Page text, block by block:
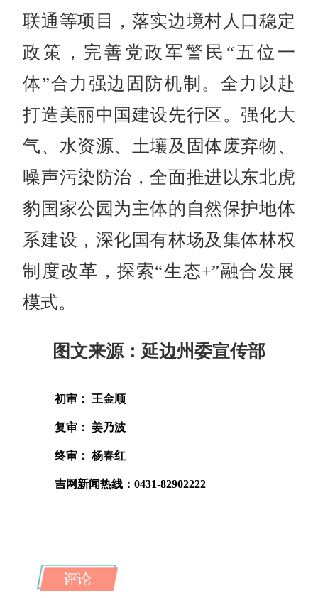
联通等项目，落实边境村人口稳定
政策，完善党政军警民“五位一
体”合力强边固防机制。全力以赴
打造美丽中国建设先行区。强化大
气、水资源、土壤及固体废弃物、
噪声污染防治，全面推进以东北虎
豹国家公园为主体的自然保护地体
系建设，深化国有林场及集体林权
制度改革，探索“生态+”融合发展
模式。
图文来源：延边州委宣传部
初审： 王金顺
复审： 姜乃波
终审： 杨春红
吉网新闻热线：0431-82902222
评论